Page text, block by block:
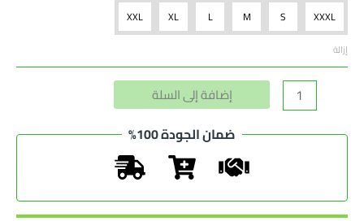
XXXL
S
M
L
XL
XXL
إزالة
إضافة إلى السلة
ضمان الجودة 100%